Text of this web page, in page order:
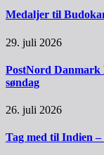
Medaljer til
29. juli 2026
PostNord Danmark
søndag
26. juli 2026
Tag med til Indien